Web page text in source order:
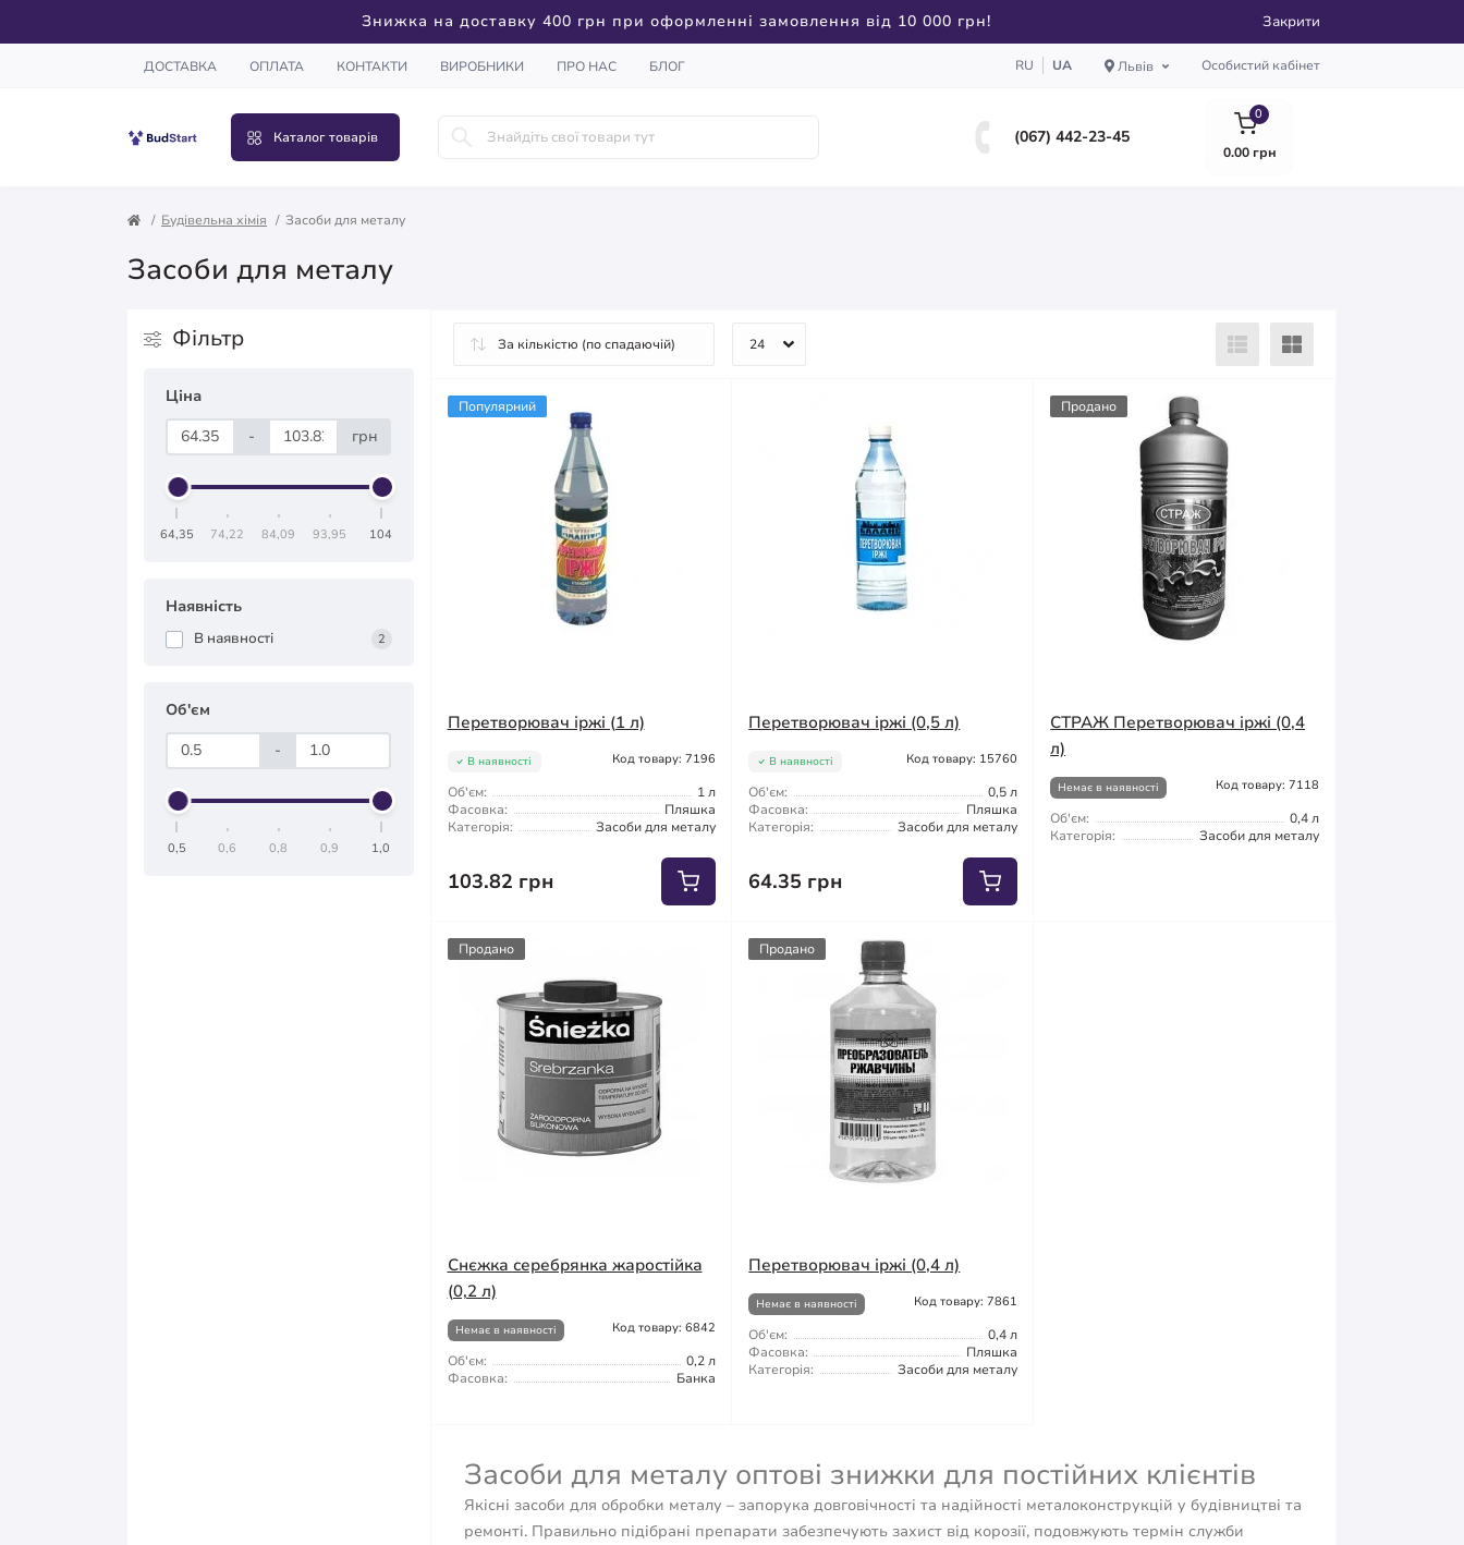
Знижка на доставку 400 грн при оформленні замовлення від 10 000 грн! Закрити
ДОСТАВКА ОПЛАТА КОНТАКТИ ВИРОБНИКИ ПРО НАС БЛОГ RU UA Львів Особистий кабінет
Каталог товарів (067) 442-23-45
0
0.00 грн
Будівельна хімія Засоби для металу
Засоби для металу
Фільтр
Ціна
-
грн
64,35 74,22 84,09 93,95 104
Наявність
В наявності 2
Об'єм
-
0,5 0,6 0,8 0,9 1,0
Популярний
Перетворювач іржі (1 л)
В наявності Код товару: 7196
Об'єм:
1 л
Фасовка:
Пляшка
Категорія:
Засоби для металу
103.82 грн
Перетворювач іржі (0,5 л)
В наявності Код товару: 15760
Об'єм:
0,5 л
Фасовка:
Пляшка
Категорія:
Засоби для металу
64.35 грн
Продано
СТРАЖ Перетворювач іржі (0,4
л)
Немає в наявності Код товару: 7118
Об'єм:
0,4 л
Категорія:
Засоби для металу
Продано
Снєжка серебрянка жаростійка
(0,2 л)
Немає в наявності Код товару: 6842
Об'єм:
0,2 л
Фасовка:
Банка
Продано
Перетворювач іржі (0,4 л)
Немає в наявності Код товару: 7861
Об'єм:
0,4 л
Фасовка:
Пляшка
Категорія:
Засоби для металу
Засоби для металу оптові знижки для постійних клієнтів
Якісні засоби для обробки металу – запорука довговічності та надійності металоконструкцій у будівництві та
ремонті. Правильно підібрані препарати забезпечують захист від корозії, подовжують термін служби